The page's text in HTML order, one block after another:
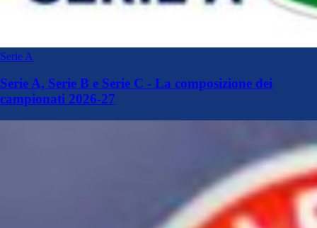
Serie A
Serie A, Serie B e Serie C - La composizione dei
campionati 2026-27